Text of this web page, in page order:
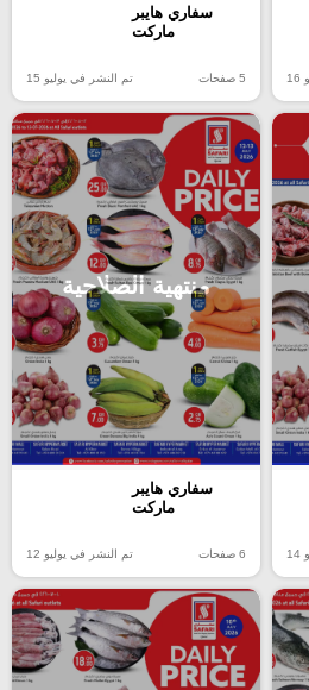
سفاري هايبر
ماركت
5 صفحات تم النشر في يوليو 15
منتهية الصلاحية
سفاري هايبر
ماركت
6 صفحات تم النشر في يوليو 12